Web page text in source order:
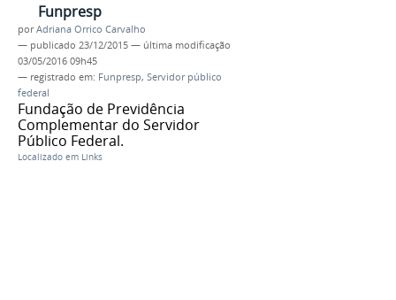
Funpresp
porAdriana Orrico Carvalho
— publicado 23/12/2015 — última modificação
03/05/2016 09h45
— registrado em: Funpresp, Servidor público
federal
Fundação de Previdência
Complementar do Servidor
Público Federal.
Localizado em Links